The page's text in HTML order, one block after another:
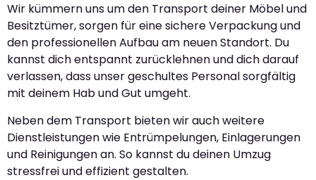
Wir kümmern uns um den Transport deiner Möbel und
Besitztümer, sorgen für eine sichere Verpackung und
den professionellen Aufbau am neuen Standort. Du
kannst dich entspannt zurücklehnen und dich darauf
verlassen, dass unser geschultes Personal sorgfältig
mit deinem Hab und Gut umgeht.
Neben dem Transport bieten wir auch weitere
Dienstleistungen wie Entrümpelungen, Einlagerungen
und Reinigungen an. So kannst du deinen Umzug
stressfrei und effizient gestalten.